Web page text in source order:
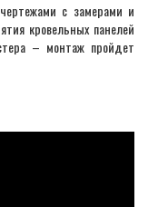
с замерами и
кровельных панелей
– монтаж пройдет